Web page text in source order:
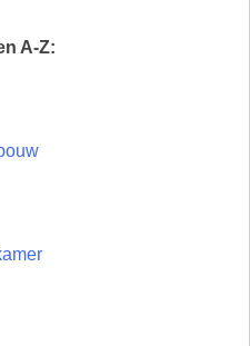
A-Z: